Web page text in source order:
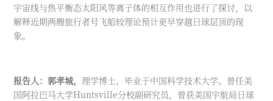
宇宙线与热平衡态太阳风等离子体的相互作用也进行了探讨，以
解释近期两艘旅行者号飞船较理论预计更早穿越日球层顶的现
象。
报告人：郭孝城， 理学博士，毕业于中国科学技术大学。曾任美
国阿拉巴马大学Huntsville分校副研究员，曾获美国宇航局日球